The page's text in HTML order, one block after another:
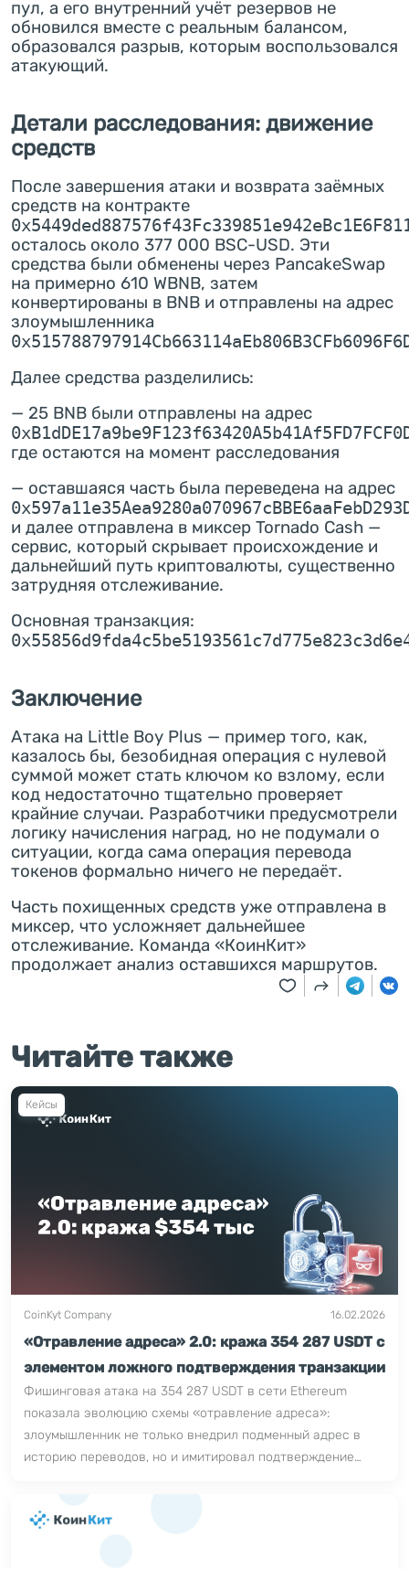
пул, а его внутренний учёт резервов не
обновился вместе с реальным балансом,
образовался разрыв, которым воспользовался
атакующий.
Детали расследования: движение
средств
После завершения атаки и возврата заёмных
средств на контракте
осталось около 377 000 BSC-USD. Эти
средства были обменены через PancakeSwap
на примерно 610 WBNB, затем
конвертированы в BNB и отправлены на адрес
злоумышленника
Далее средства разделились:
— 25 BNB были отправлены на адрес
где остаются на момент расследования
— оставшаяся часть была переведена на адрес
и далее отправлена в миксер Tornado Cash —
сервис, который скрывает происхождение и
дальнейший путь криптовалюты, существенно
затрудняя отслеживание.
Основная транзакция:
Заключение
Атака на Little Boy Plus — пример того, как,
казалось бы, безобидная операция с нулевой
суммой может стать ключом ко взлому, если
код недостаточно тщательно проверяет
крайние случаи. Разработчики предусмотрели
логику начисления наград, но не подумали о
ситуации, когда сама операция перевода
токенов формально ничего не передаёт.
Часть похищенных средств уже отправлена в
миксер, что усложняет дальнейшее
отслеживание. Команда «КоинКит»
продолжает анализ оставшихся маршрутов.
Читайте также
Кейсы
CoinKyt Company 16.02.2026
«Отравление адреса» 2.0: кража 354 287 USDT с
элементом ложного подтверждения транзакции
Фишинговая атака на 354 287 USDT в сети Ethereum
показала эволюцию схемы «отравление адреса»:
злоумышленник не только внедрил подменный адрес в
историю переводов, но и имитировал подтверждение